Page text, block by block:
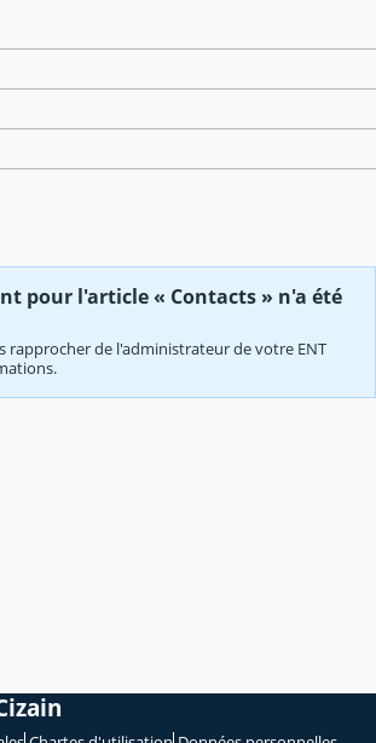
pour l'article « Contacts » n'a été
rapprocher de l'administrateur de votre ENT